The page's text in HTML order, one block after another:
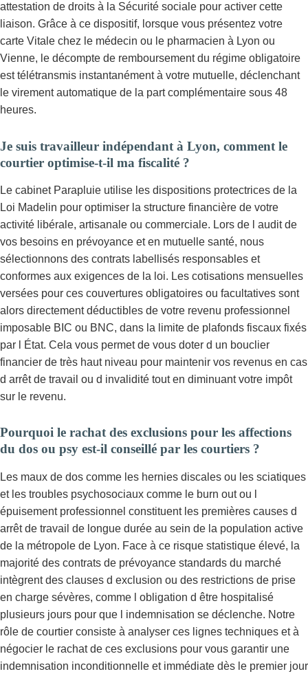
attestation de droits à la Sécurité sociale pour activer cette
liaison. Grâce à ce dispositif, lorsque vous présentez votre
carte Vitale chez le médecin ou le pharmacien à Lyon ou
Vienne, le décompte de remboursement du régime obligatoire
est télétransmis instantanément à votre mutuelle, déclenchant
le virement automatique de la part complémentaire sous 48
heures.
Je suis travailleur indépendant à Lyon, comment le
courtier optimise-t-il ma fiscalité ?
Le cabinet Parapluie utilise les dispositions protectrices de la
Loi Madelin pour optimiser la structure financière de votre
activité libérale, artisanale ou commerciale. Lors de l audit de
vos besoins en prévoyance et en mutuelle santé, nous
sélectionnons des contrats labellisés responsables et
conformes aux exigences de la loi. Les cotisations mensuelles
versées pour ces couvertures obligatoires ou facultatives sont
alors directement déductibles de votre revenu professionnel
imposable BIC ou BNC, dans la limite de plafonds fiscaux fixés
par l État. Cela vous permet de vous doter d un bouclier
financier de très haut niveau pour maintenir vos revenus en cas
d arrêt de travail ou d invalidité tout en diminuant votre impôt
sur le revenu.
Pourquoi le rachat des exclusions pour les affections
du dos ou psy est-il conseillé par les courtiers ?
Les maux de dos comme les hernies discales ou les sciatiques
et les troubles psychosociaux comme le burn out ou l
épuisement professionnel constituent les premières causes d
arrêt de travail de longue durée au sein de la population active
de la métropole de Lyon. Face à ce risque statistique élevé, la
majorité des contrats de prévoyance standards du marché
intègrent des clauses d exclusion ou des restrictions de prise
en charge sévères, comme l obligation d être hospitalisé
plusieurs jours pour que l indemnisation se déclenche. Notre
rôle de courtier consiste à analyser ces lignes techniques et à
négocier le rachat de ces exclusions pour vous garantir une
indemnisation inconditionnelle et immédiate dès le premier jour